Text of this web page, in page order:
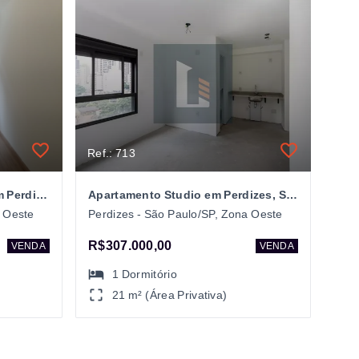
Apartamento 1 dormitório em Perdizes
Oeste
VENDA
Ref.: 713
Apartamento Studio em Perdizes, São Paulo/SP
Perdizes - São Paulo/SP, Zona Oeste
R$307.000,00 VENDA
1 Dormitório
21 m² (Área Privativa)